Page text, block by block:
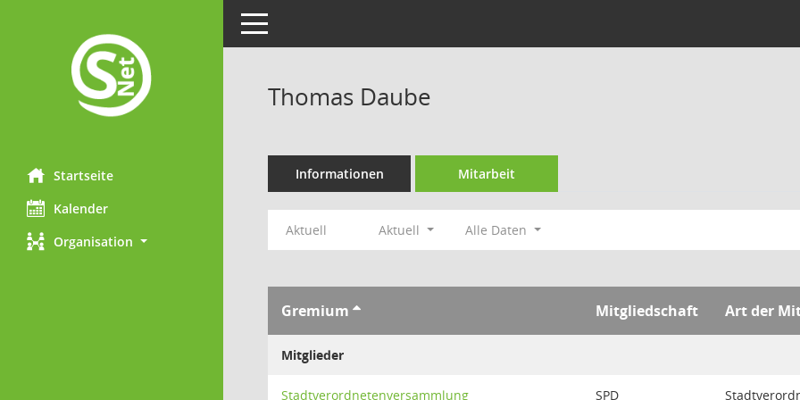
Startseite
Kalender
Organisation
Toggle navigation
Thomas Daube
Informationen Mitarbeit
Aktuell Aktuell Alle Daten
Gremium Mitgliedschaft Art der
Mitglieder
Stadtverordnetenversammlung SPD